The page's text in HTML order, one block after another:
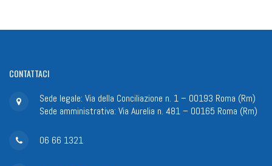
CONTATTACI
Sede legale: Via della Conciliazione n. 1 – 00193 Roma (Rm)
Sede amministrativa: Via Aurelia n. 481 – 00165 Roma (Rm)
06 66 1321